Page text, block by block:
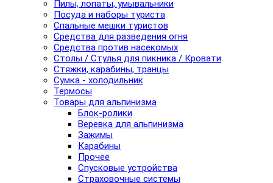
Пилы, лопаты, умывальники
Посуда и наборы туриста
Спальные мешки туристов
Средства для разведения огня
Средства против насекомых
Столы / Стулья для пикника / Кровати
Стяжки, карабины, транцы
Сумка - холодильник
Термосы
Товары для альпинизма
Блок-ролики
Веревка для альпинизма
Зажимы
Карабины
Прочее
Спусковые устройства
Страховочные системы